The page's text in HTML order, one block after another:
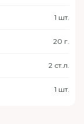
1 шт.
20 г.
2 ст.л.
1 шт.